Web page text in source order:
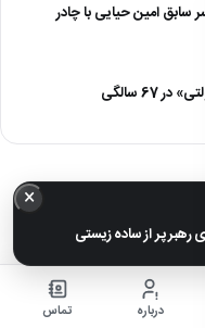
امین حیایی با چادر
سالگی
×
پر از ساده زیستی
درباره تماس